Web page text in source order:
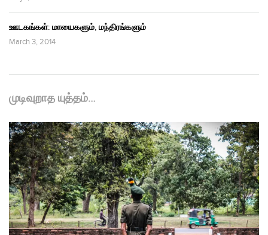
ஊடகங்கள்: மாயைகளும், மந்திரங்களும்
March 3, 2014
முடிவுறாத யுத்தம்…